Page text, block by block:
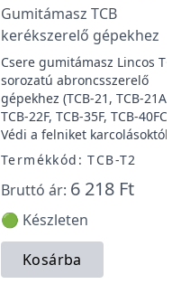
Gumitámasz TCB
kerékszerelő gépekhez
Csere gumitámasz Lincos TCB
sorozatú abroncsszerelő
gépekhez (TCB-21, TCB-21A,
TCB-22F, TCB-35F, TCB-40FCL).
Védi a felniket karcolásoktól.
Termékkód: TCB-T2
Bruttó ár: 6 218 Ft
🟢 Készleten
Kosárba